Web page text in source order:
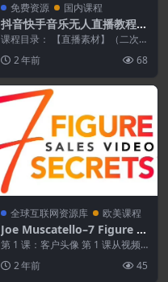
免费资源 国内课程
抖音快手音乐无人直播教程,
万人演唱会现场无人直播间
（教程+素材）
课程目录： 【直播素材】（二次
演唱会背景素材 ...
2 年前 68
全球互联网资源库 欧美课程
Joe Muscatello–7 Figure S
ales Video Secrets[7位数视
频销售的秘密]
第 1 课：客户头像 第 1 课从视频
营销的现状及其多年来的演变开
始。我们将介绍...
2 年前 45